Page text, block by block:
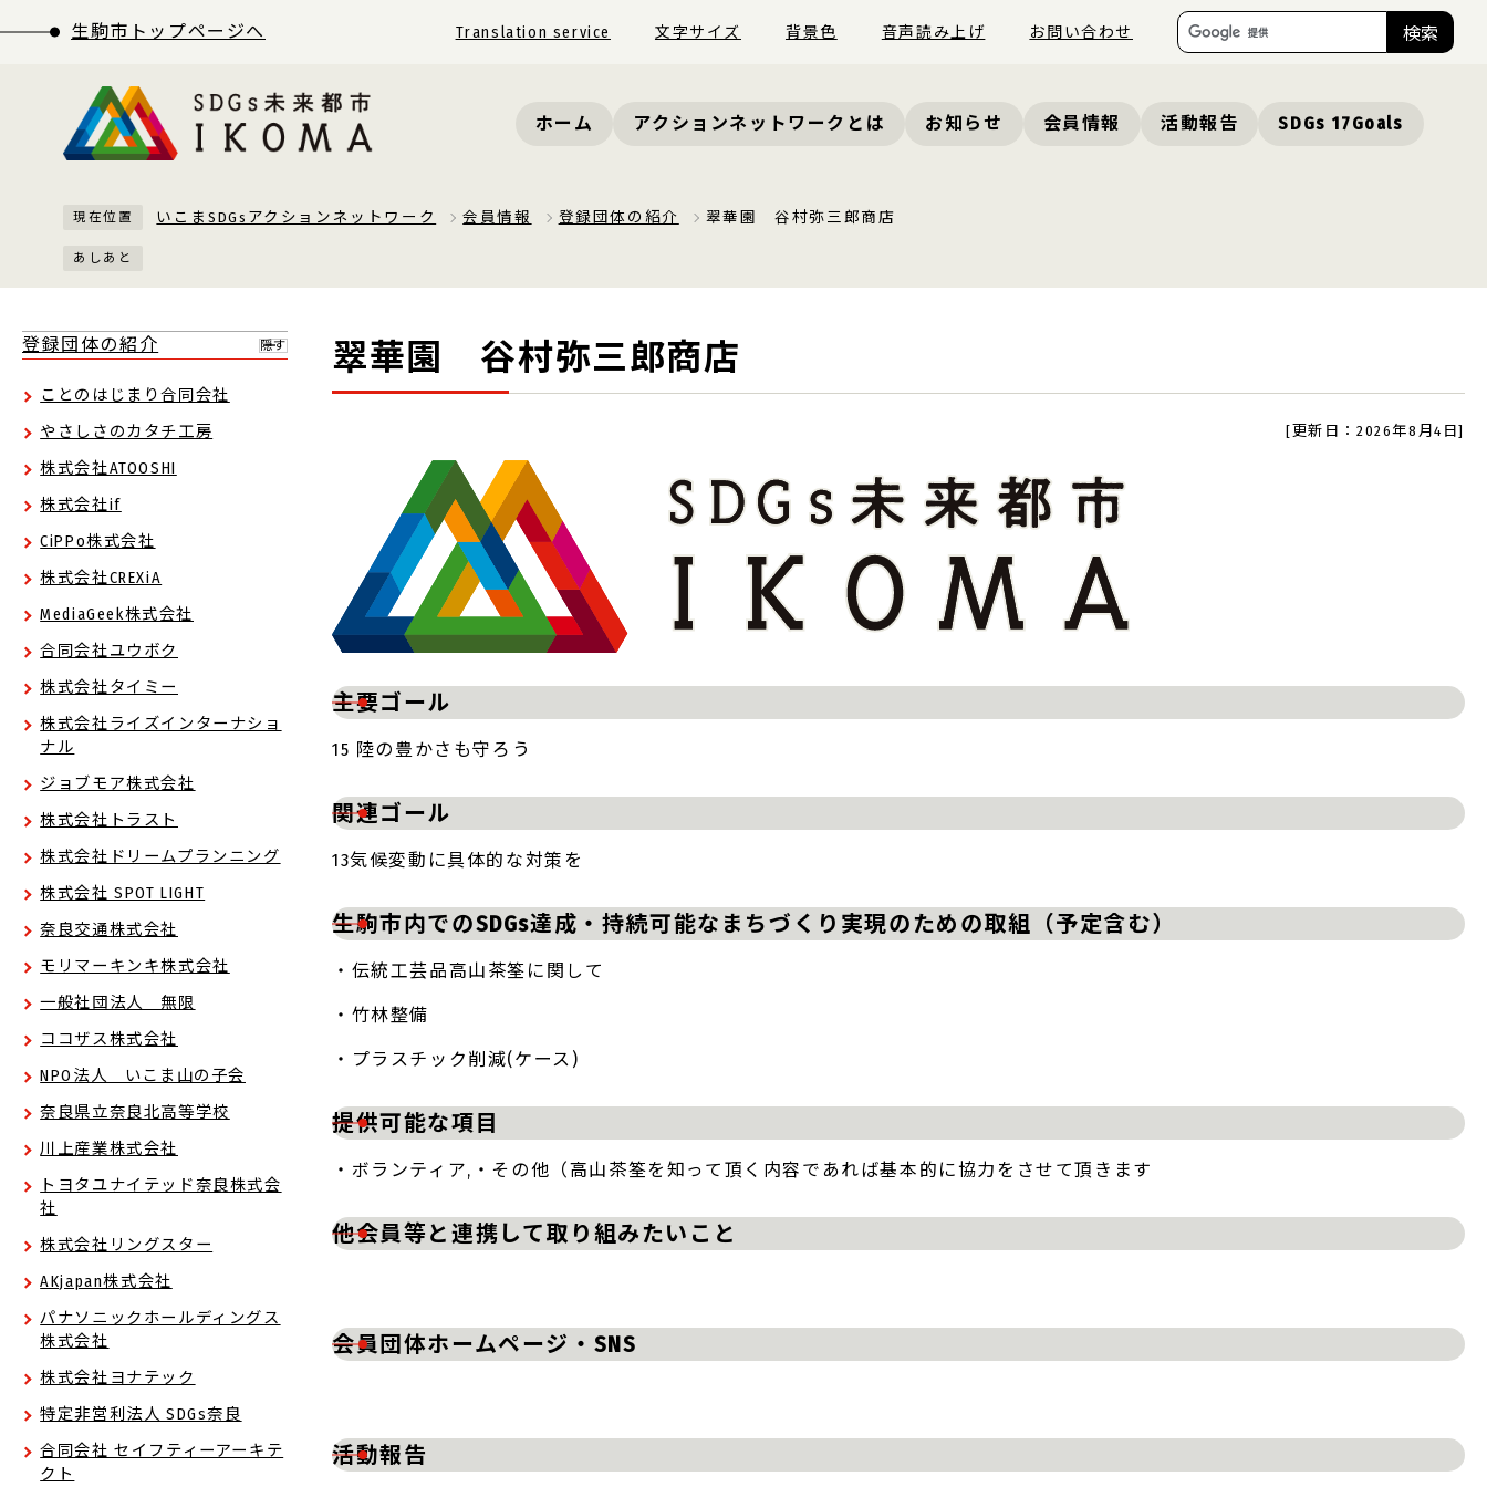
生駒市トップページへ Translation service 文字サイズ 背景色 音声読み上げ お問い合わせ 検索
ホーム アクションネットワークとは お知らせ 会員情報 活動報告 SDGs 17Goals
現在位置 いこまSDGsアクションネットワーク 会員情報 登録団体の紹介 翠華園 谷村弥三郎商店
あしあと
翠華園 谷村弥三郎商店
[更新日：2026年8月4日]
主要ゴール
15 陸の豊かさも守ろう
関連ゴール
13気候変動に具体的な対策を
生駒市内でのSDGs達成・持続可能なまちづくり実現のための取組（予定含む）
・伝統工芸品高山茶筌に関して
・竹林整備
・プラスチック削減(ケース)
提供可能な項目
・ボランティア,・その他（高山茶筌を知って頂く内容であれば基本的に協力をさせて頂きます
他会員等と連携して取り組みたいこと
会員団体ホームページ・SNS
活動報告
登録団体の紹介 隠す
ことのはじまり合同会社
やさしさのカタチ工房
株式会社ATOOSHI
株式会社if
CiPPo株式会社
株式会社CREXiA
MediaGeek株式会社
合同会社ユウボク
株式会社タイミー
株式会社ライズインターナショ
ナル
ジョブモア株式会社
株式会社トラスト
株式会社ドリームプランニング
株式会社 SPOT LIGHT
奈良交通株式会社
モリマーキンキ株式会社
一般社団法人 無限
ココザス株式会社
NPO法人 いこま山の子会
奈良県立奈良北高等学校
川上産業株式会社
トヨタユナイテッド奈良株式会
社
株式会社リングスター
AKjapan株式会社
パナソニックホールディングス
株式会社
株式会社ヨナテック
特定非営利法人 SDGs奈良
合同会社 セイフティーアーキテ
クト